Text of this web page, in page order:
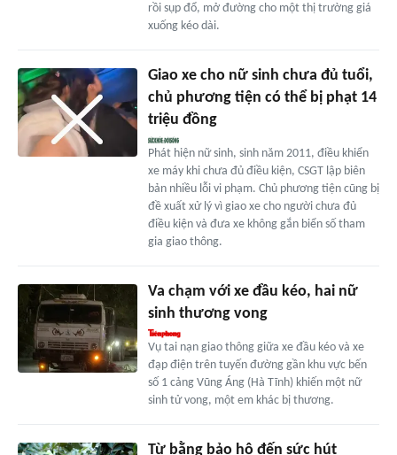
rồi sụp đổ, mở đường cho một thị trường giá
xuống kéo dài.
Giao xe cho nữ sinh chưa đủ tuổi,
chủ phương tiện có thể bị phạt 14
triệu đồng
Phát hiện nữ sinh, sinh năm 2011, điều khiển
xe máy khi chưa đủ điều kiện, CSGT lập biên
bản nhiều lỗi vi phạm. Chủ phương tiện cũng bị
đề xuất xử lý vì giao xe cho người chưa đủ
điều kiện và đưa xe không gắn biển số tham
gia giao thông.
Va chạm với xe đầu kéo, hai nữ
sinh thương vong
Vụ tai nạn giao thông giữa xe đầu kéo và xe
đạp điện trên tuyến đường gần khu vực bến
số 1 cảng Vũng Áng (Hà Tĩnh) khiến một nữ
sinh tử vong, một em khác bị thương.
Từ bằng bảo hộ đến sức hút